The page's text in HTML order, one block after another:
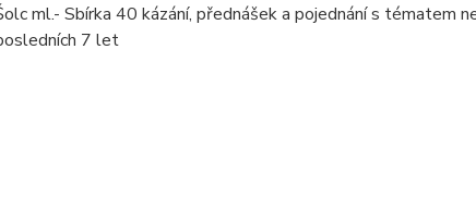
ml.- Sbírka 40 kázání, přednášek a pojednání s tématem
7 let